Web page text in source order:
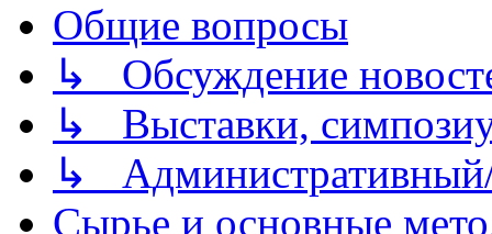
Общие вопросы
↳ Обсуждение
↳ Выставки,
↳
Сырье и основные